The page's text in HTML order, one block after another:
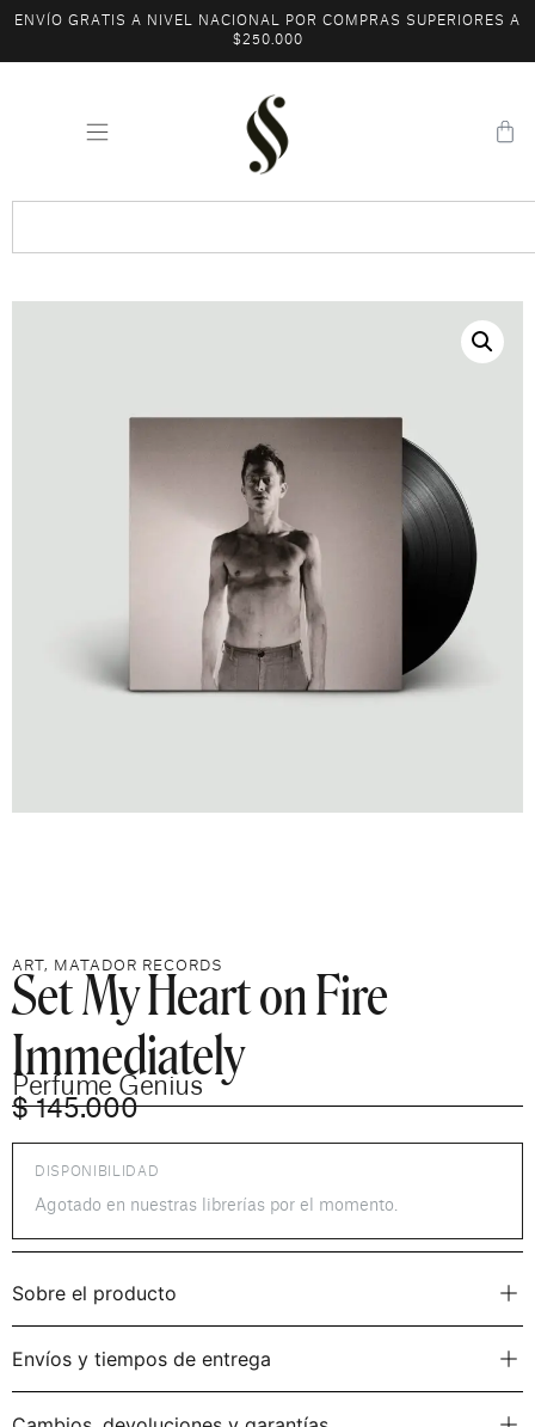
ENVÍO GRATIS A NIVEL NACIONAL POR COMPRAS SUPERIORES A
$250.000
ART , MATADOR RECORDS
Set My Heart on Fire
Immediately
Perfume Genius
$145.000
DISPONIBILIDAD
Agotado en nuestras librerías por el momento.
Sobre el producto
Envíos y tiempos de entrega